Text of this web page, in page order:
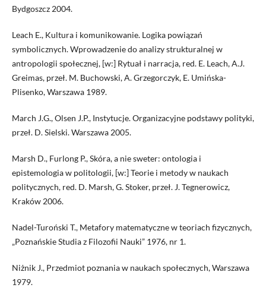
Bydgoszcz 2004.
Leach E., Kultura i komunikowanie. Logika powiązań
symbolicznych. Wprowadzenie do analizy strukturalnej w
antropologii społecznej, [w:] Rytuał i narracja, red. E. Leach, A.J.
Greimas, przeł. M. Buchowski, A. Grzegorczyk, E. Umińska-
Plisenko, Warszawa 1989.
March J.G., Olsen J.P., Instytucje. Organizacyjne podstawy polityki,
przeł. D. Sielski. Warszawa 2005.
Marsh D., Furlong P., Skóra, a nie sweter: ontologia i
epistemologia w politologii, [w:] Teorie i metody w naukach
politycznych, red. D. Marsh, G. Stoker, przeł. J. Tegnerowicz,
Kraków 2006.
Nadel-Turoński T., Metafory matematyczne w teoriach fizycznych,
„Poznańskie Studia z Filozofii Nauki” 1976, nr 1.
Niżnik J., Przedmiot poznania w naukach społecznych, Warszawa
1979.